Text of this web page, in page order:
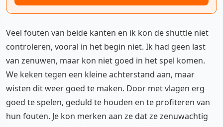
Veel fouten van beide kanten en ik kon de shuttle niet
controleren, vooral in het begin niet. Ik had geen last
van zenuwen, maar kon niet goed in het spel komen.
We keken tegen een kleine achterstand aan, maar
wisten dit weer goed te maken. Door met vlagen erg
goed te spelen, geduld te houden en te profiteren van
hun fouten. Je kon merken aan ze dat ze zenuwachtig